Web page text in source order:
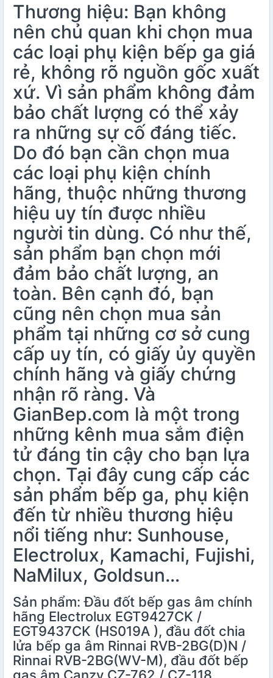
Thương hiệu: Bạn không
nên chủ quan khi chọn mua
các loại phụ kiện bếp ga giá
rẻ, không rõ nguồn gốc xuất
xứ. Vì sản phẩm không đảm
bảo chất lượng có thể xảy
ra những sự cố đáng tiếc.
Do đó bạn cần chọn mua
các loại phụ kiện chính
hãng, thuộc những thương
hiệu uy tín được nhiều
người tin dùng. Có như thế,
sản phẩm bạn chọn mới
đảm bảo chất lượng, an
toàn. Bên cạnh đó, bạn
cũng nên chọn mua sản
phẩm tại những cơ sở cung
cấp uy tín, có giấy ủy quyền
chính hãng và giấy chứng
nhận rõ ràng. Và
GianBep.com là một trong
những kênh mua sắm điện
tử đáng tin cậy cho bạn lựa
chọn. Tại đây cung cấp các
sản phẩm bếp ga, phụ kiện
đến từ nhiều thương hiệu
nổi tiếng như: Sunhouse,
Electrolux, Kamachi, Fujishi,
NaMilux, Goldsun…
Sản phẩm: Đầu đốt bếp gas âm chính
hãng Electrolux EGT9427CK /
EGT9437CK (HS019A ), đầu đốt chia
lửa bếp ga âm Rinnai RVB-2BG(D)N /
Rinnai RVB-2BG(WV-M), đầu đốt bếp